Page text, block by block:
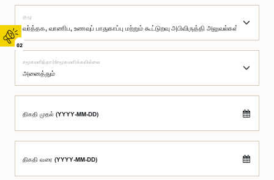
02
குழு
சமூகமளித்தார்/சமூகமளிக்கவில்லை
திகதி முதல் (YYYY-MM-DD)
திகதி வரை (YYYY-MM-DD)